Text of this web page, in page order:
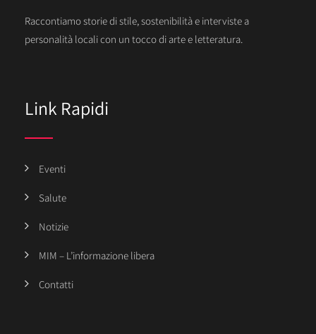
Raccontiamo storie di stile, sostenibilità e interviste a
personalità locali con un tocco di arte e letteratura.
Link Rapidi
Eventi
Salute
Notizie
MIM – L’informazione libera
Contatti